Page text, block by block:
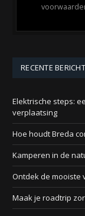
RECENTE
Elektrische steps:
verplaatsing
Hoe houdt Breda
Kamperen in de
Ontdek de mooiste
Maak je roadtrip